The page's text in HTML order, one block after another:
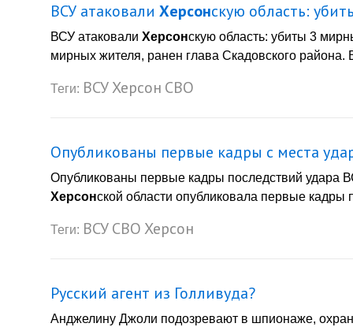
ВСУ атаковали Херсонскую область:
ВСУ атаковали Херсонскую область: убиты 3
мирных жителя, ранен глава Скадовского района.
Теги: ВСУХерсон СВО
Опубликованы первые кадры с места
Опубликованы первые кадры последствий удара
Херсонской области опубликовала первые
Теги: ВСУСВО Херсон
Русский агент из Голливуда?
Анджелину Джоли подозревают в шпионаже,